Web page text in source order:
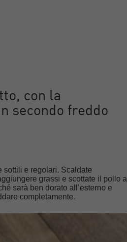
con la
secondo freddo
sottili e regolari. Scaldate
grassi e scottate il pollo a
sarà ben dorato all’esterno e
completamente.